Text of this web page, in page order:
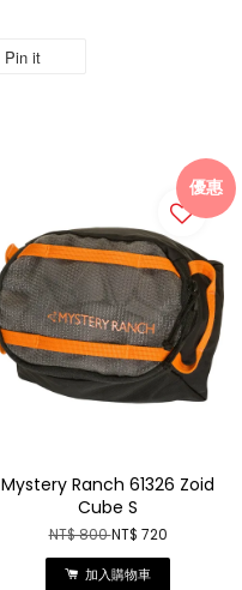
Pin it
優惠
Mystery Ranch 61326 Zoid
Cube S
NT$ 800NT$ 720
加入購物車